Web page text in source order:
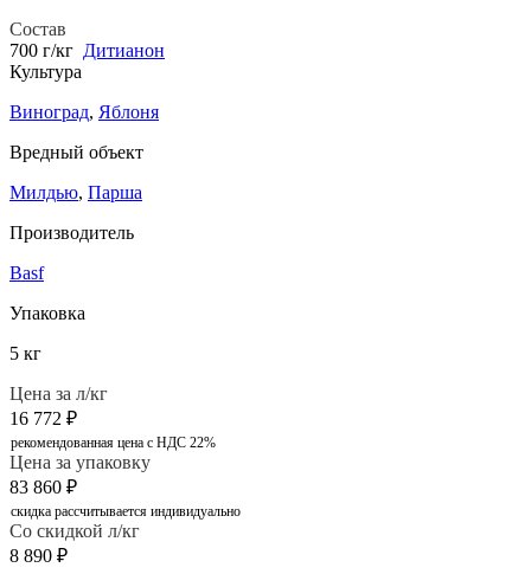
Состав
700 г/кг Дитианон
Культура
Виноград, Яблоня
Вредный объект
Милдью, Парша
Производитель
Basf
Упаковка
5 кг
Цена за л/кг
16 772 ₽
рекомендованная цена с НДС 22%
Цена за упаковку
83 860 ₽
скидка рассчитывается индивидуально
Со скидкой л/кг
8 890 ₽